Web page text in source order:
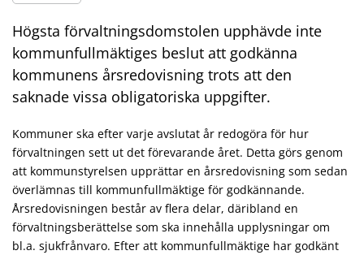
Högsta förvaltningsdomstolen upphävde inte
kommunfullmäktiges beslut att godkänna
kommunens årsredovisning trots att den
saknade vissa obligatoriska uppgifter.
Kommuner ska efter varje avslutat år redogöra för hur
förvaltningen sett ut det förevarande året. Detta görs genom
att kommunstyrelsen upprättar en årsredovisning som sedan
överlämnas till kommunfullmäktige för godkännande.
Årsredovisningen består av flera delar, däribland en
förvaltningsberättelse som ska innehålla upplysningar om
bl.a. sjukfrånvaro. Efter att kommunfullmäktige har godkänt